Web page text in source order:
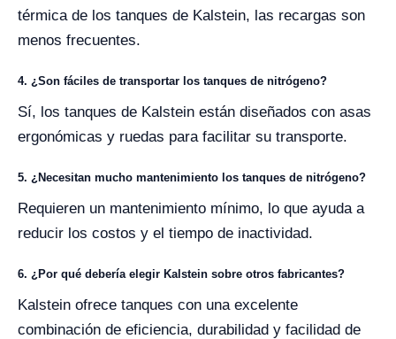
térmica de los tanques de Kalstein, las recargas son
menos frecuentes.
4. ¿Son fáciles de transportar los tanques de nitrógeno?
Sí, los tanques de Kalstein están diseñados con asas
ergonómicas y ruedas para facilitar su transporte.
5. ¿Necesitan mucho mantenimiento los tanques de nitrógeno?
Requieren un mantenimiento mínimo, lo que ayuda a
reducir los costos y el tiempo de inactividad.
6. ¿Por qué debería elegir Kalstein sobre otros fabricantes?
Kalstein ofrece tanques con una excelente
combinación de eficiencia, durabilidad y facilidad de